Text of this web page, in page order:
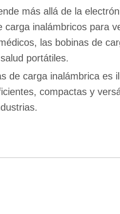
más allá de la
inalámbricos para
las bobinas de
portátiles.
carga inalámbrica es
compactas y